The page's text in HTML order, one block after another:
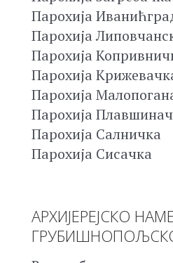
Парохија
Парохија
Парохија
Парохија
Парохија
Парохија
Парохија Салничка
Парохија Сисачка
АРХИЈЕРЕЈСКО